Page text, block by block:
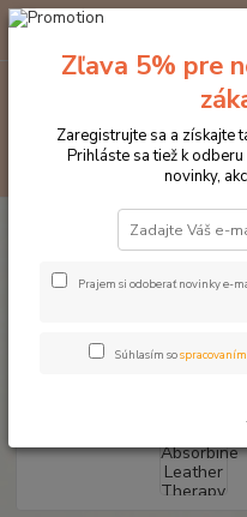
Kozmetika pre kone
Leather Therapy Saddle pad and
Absorbine
Saddle pad
Zľava 5% pre
Zaregistrujte sa a získajte
Prihláste sa tiež k
novinky,
Prajem si odoberať novinky e-
Súhlasím so